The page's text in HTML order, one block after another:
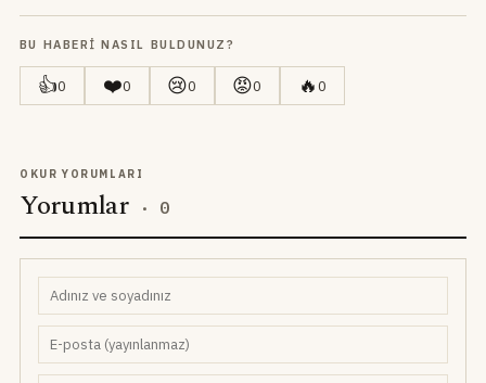
BU HABERI NASIL BULDUNUZ?
👍0 ❤️0 😢0 😡0 🔥0
OKUR YORUMLARI
Yorumlar · 0